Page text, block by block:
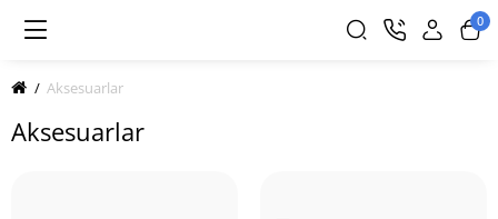
0
Aksesuarlar
Aksesuarlar